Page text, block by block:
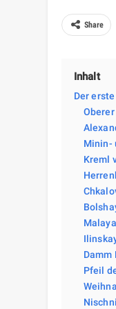
Share
Inhalt
Der erste
Minin-
Kreml
Damm
Pfeil